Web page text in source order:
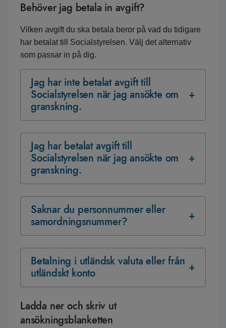
Behöver jag betala in avgift?
Vilken avgift du ska betala beror på vad du tidigare
har betalat till Socialstyrelsen. Välj det alternativ
som passar in på dig.
Jag har inte betalat avgift till
Socialstyrelsen när jag ansökte om
granskning.
Jag har betalat avgift till
Socialstyrelsen när jag ansökte om
granskning.
Saknar du personnummer eller
samordningsnummer?
Betalning i utländsk valuta eller från
utländskt konto
Ladda ner och skriv ut
ansökningsblanketten